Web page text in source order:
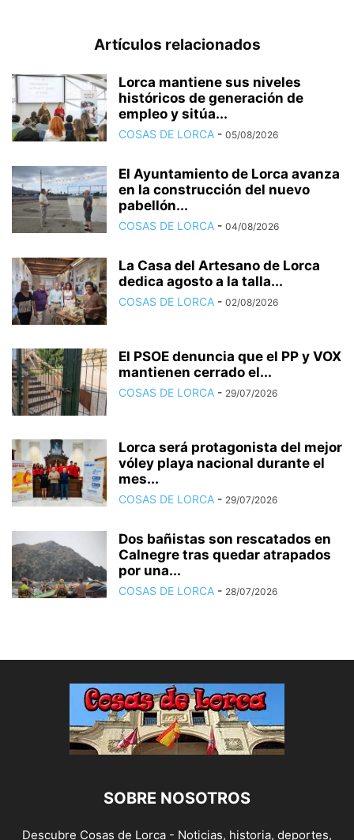
Artículos relacionados
Lorca mantiene sus niveles
históricos de generación de
empleo y sitúa...
COSAS DE LORCA - 05/08/2026
El Ayuntamiento de Lorca avanza
en la construcción del nuevo
pabellón...
COSAS DE LORCA - 04/08/2026
La Casa del Artesano de Lorca
dedica agosto a la talla...
COSAS DE LORCA - 02/08/2026
El PSOE denuncia que el PP y VOX
mantienen cerrado el...
COSAS DE LORCA - 29/07/2026
Lorca será protagonista del mejor
vóley playa nacional durante el
mes...
COSAS DE LORCA - 29/07/2026
Dos bañistas son rescatados en
Calnegre tras quedar atrapados
por una...
COSAS DE LORCA - 28/07/2026
SOBRE NOSOTROS
Descubre Cosas de Lorca - Noticias, historia, deportes,